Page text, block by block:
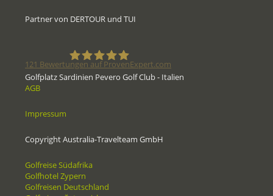
Partner von DERTOUR und TUI
121 Bewertungen auf ProvenExpert.com
Golfplatz Sardinien Pevero Golf Club - Italien
AGB
Impressum
Copyright Australia-Travelteam GmbH
Golfreise Südafrika
Golfhotel Zypern
Golfreisen Deutschland